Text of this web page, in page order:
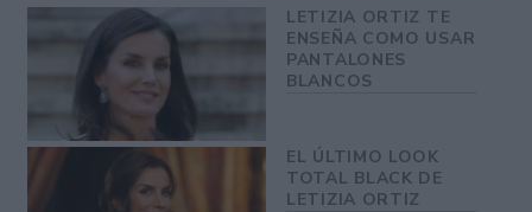
LETIZIA ORTIZ TE
ENSEÑA COMO USAR
PANTALONES
BLANCOS
EL ÚLTIMO LOOK
TOTAL BLACK DE
LETIZIA ORTIZ